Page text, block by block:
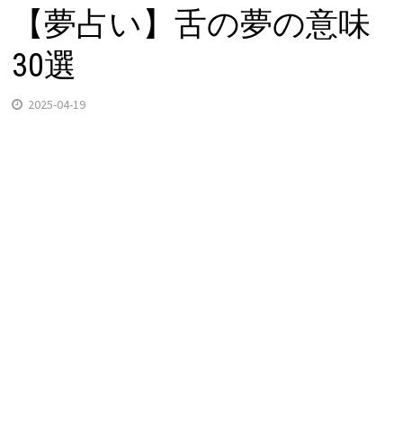
【夢占い】舌の夢の意味
30選
2025-04-19